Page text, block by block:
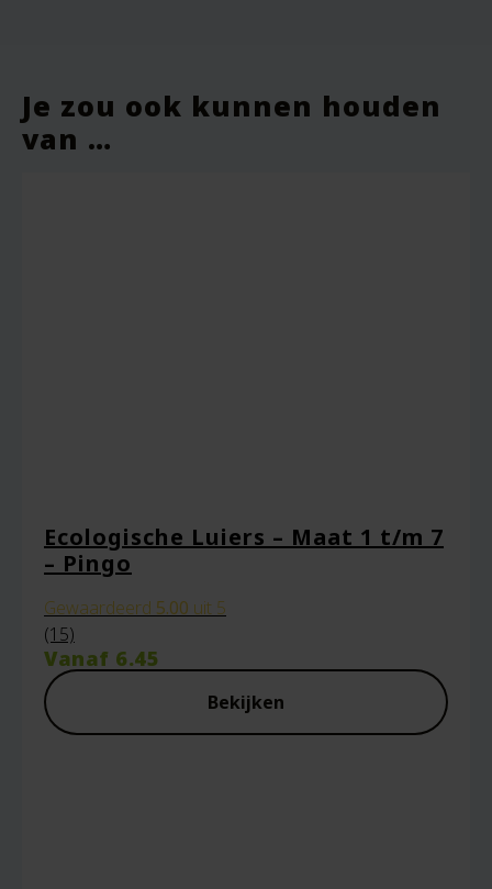
Je zou ook kunnen houden
van …
Ecologische Luiers – Maat 1 t/m 7
– Pingo
Gewaardeerd 5.00 uit 5
(15)
Vanaf 6.45
Bekijken